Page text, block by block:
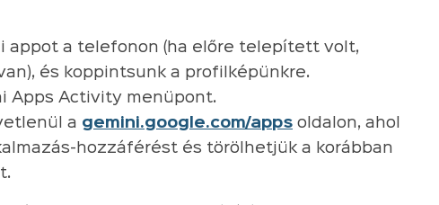
appot a telefonon (ha előre telepített volt,
és koppintsunk a profilképünkre.
Apps Activity menüpont.
a gemini.google.com/apps oldalon, ahol
hozzáférést és törölhetjük a korábban